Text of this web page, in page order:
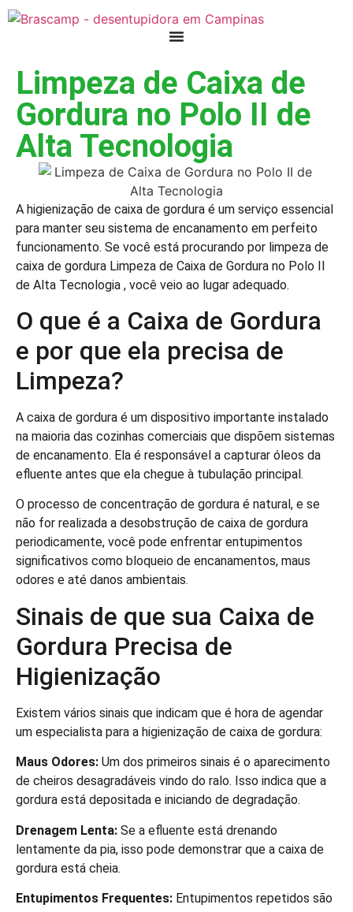
Limpeza de Caixa de
Gordura no Polo II de
Alta Tecnologia
A higienização de caixa de gordura é um serviço essencial
para manter seu sistema de encanamento em perfeito
funcionamento. Se você está procurando por limpeza de
caixa de gordura Limpeza de Caixa de Gordura no Polo II
de Alta Tecnologia , você veio ao lugar adequado.
O que é a Caixa de Gordura
e por que ela precisa de
Limpeza?
A caixa de gordura é um dispositivo importante instalado
na maioria das cozinhas comerciais que dispõem sistemas
de encanamento. Ela é responsável a capturar óleos da
efluente antes que ela chegue à tubulação principal.
O processo de concentração de gordura é natural, e se
não for realizada a desobstrução de caixa de gordura
periodicamente, você pode enfrentar entupimentos
significativos como bloqueio de encanamentos, maus
odores e até danos ambientais.
Sinais de que sua Caixa de
Gordura Precisa de
Higienização
Existem vários sinais que indicam que é hora de agendar
um especialista para a higienização de caixa de gordura:
Maus Odores: Um dos primeiros sinais é o aparecimento
de cheiros desagradáveis vindo do ralo. Isso indica que a
gordura está depositada e iniciando de degradação.
Drenagem Lenta: Se a efluente está drenando
lentamente da pia, isso pode demonstrar que a caixa de
gordura está cheia.
Entupimentos Frequentes: Entupimentos repetidos são